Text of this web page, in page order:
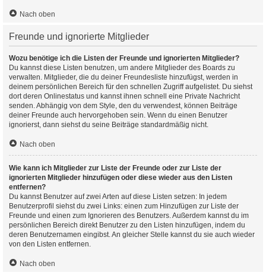
Nach oben
Freunde und ignorierte Mitglieder
Wozu benötige ich die Listen der Freunde und ignorierten Mitglieder?
Du kannst diese Listen benutzen, um andere Mitglieder des Boards zu
verwalten. Mitglieder, die du deiner Freundesliste hinzufügst, werden in
deinem persönlichen Bereich für den schnellen Zugriff aufgelistet. Du siehst
dort deren Onlinestatus und kannst ihnen schnell eine Private Nachricht
senden. Abhängig von dem Style, den du verwendest, können Beiträge
deiner Freunde auch hervorgehoben sein. Wenn du einen Benutzer
ignorierst, dann siehst du seine Beiträge standardmäßig nicht.
Nach oben
Wie kann ich Mitglieder zur Liste der Freunde oder zur Liste der
ignorierten Mitglieder hinzufügen oder diese wieder aus den Listen
entfernen?
Du kannst Benutzer auf zwei Arten auf diese Listen setzen: In jedem
Benutzerprofil siehst du zwei Links: einen zum Hinzufügen zur Liste der
Freunde und einen zum Ignorieren des Benutzers. Außerdem kannst du im
persönlichen Bereich direkt Benutzer zu den Listen hinzufügen, indem du
deren Benutzernamen eingibst. An gleicher Stelle kannst du sie auch wieder
von den Listen entfernen.
Nach oben